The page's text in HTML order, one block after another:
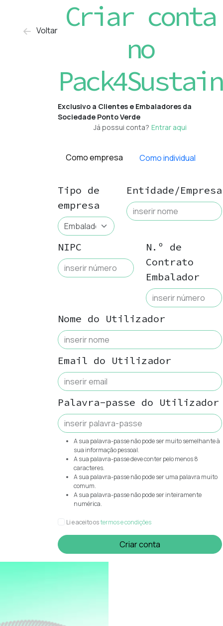
Voltar
Criar conta
no
Pack4Sustain
Exclusivo a Clientes e Embaladores da
Sociedade Ponto Verde
Já possui conta? Entrar aqui
Como empresa Como individual
Tipo de
empresa
Entidade/Empresa
NIPC
N.º de
Contrato
Embalador
Nome do Utilizador
Email do Utilizador
Palavra-passe do Utilizador
A sua palavra-passe não pode ser muito semelhante à
sua informação pessoal.
A sua palavra-passe deve conter pelo menos 8
caracteres.
A sua palavra-passe não pode ser uma palavra muito
comum.
A sua palavra-passe não pode ser inteiramente
numérica.
Li e aceito ostermos e condições
Criar conta